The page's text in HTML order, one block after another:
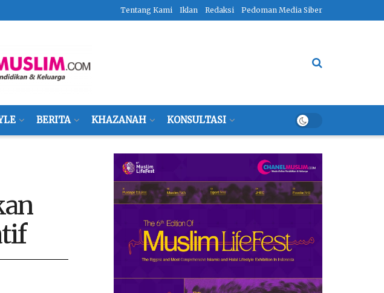
Tentang Kami Iklan Redaksi Pedoman Media Siber
BERITA KHAZANAH KONSULTASI